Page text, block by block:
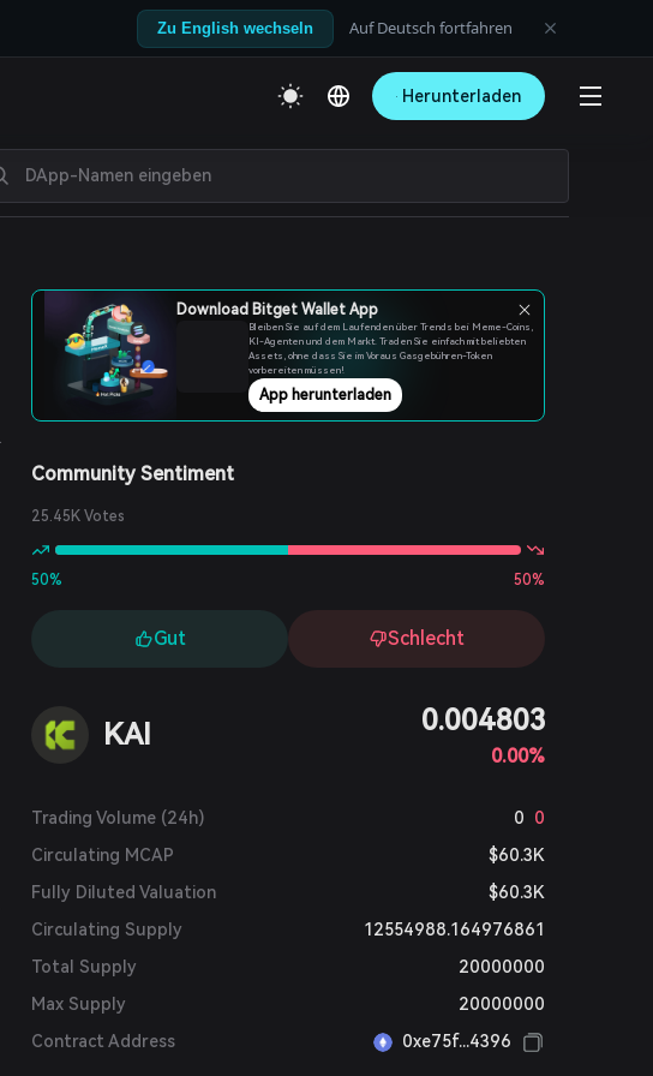
Zu English wechseln Auf Deutsch fortfahren
Herunterladen
Download Bitget Wallet App
Bleiben Sie auf dem Laufenden über Trends bei Meme-Coins,
KI-Agenten und dem Markt. Traden Sie einfach mit beliebten
Assets, ohne dass Sie im Voraus Gasgebühren-Token
vorbereiten müssen!
App herunterladen
Community Sentiment
25.45K Votes
50% 50%
Gut Schlecht
KAI 0.004803
0.00%
Trading Volume (24h) 0
0
Circulating MCAP
$60.3K
Fully Diluted Valuation
$60.3K
Circulating Supply
12554988.164976861
Total Supply
20000000
Max Supply
20000000
Contract Address
0xe75f...4396